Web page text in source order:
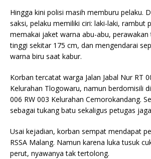
Hingga kini polisi masih memburu pelaku.
saksi, pelaku memiliki ciri: laki-laki, rambut
memakai jaket warna abu-abu, perawakan
tinggi sekitar 175 cm, dan mengendarai
warna biru saat kabur.
Korban tercatat warga Jalan Jabal Nur RT
Kelurahan Tlogowaru, namun berdomisili
006 RW 003 Kelurahan Cemorokandang.
sebagai tukang batu sekaligus petugas
Usai kejadian, korban sempat mendapat
RSSA Malang. Namun karena luka tusuk
perut, nyawanya tak tertolong.